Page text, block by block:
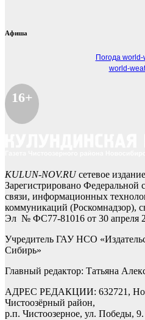
Афиша
Погода world-
world-
16+
KULUN-NOV.RUсетевое
Зарегистрировано Федеральной
связи, информационных
коммуникаций (Роскомнадзор),
Эл № ФС77-81016 от 30 апреля
Учредитель ГАУ НСО
Сибирь»
Главный редактор: Татьяна
АДРЕС РЕДАКЦИИ: 632721,
Чистоозёрный район,
р.п. Чистоозерное, ул. Победы, 9.